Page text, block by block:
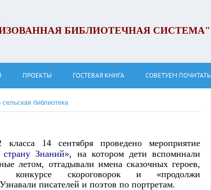
БИБЛИОТЕЧНАЯ СИСТЕМА"
ПРОЕКТЫ ГОСТЕВАЯ КНИГА СОВЕТУЕМ ПОЧИТАТЬ
сельская библиотека
14 сентября проведено мероприятие
Знаний», на котором дети вспоминали
летом, отгадывали имена сказочных героев,
конкурсе скороговорок и «продолжи
писателей и поэтов по портретам.